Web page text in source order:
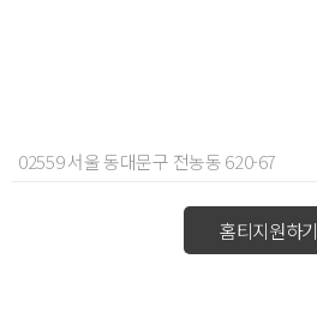
02559 서울 동대문구 전농동 620-67
홈티지원하기